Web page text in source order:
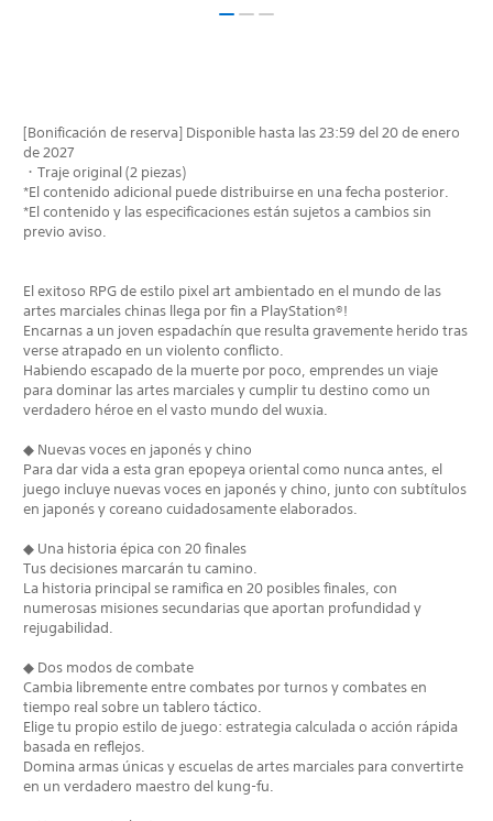
[Bonificación de reserva] Disponible hasta las 23:59 del 20 de enero
de 2027
・Traje original (2 piezas)
*El contenido adicional puede distribuirse en una fecha posterior.
*El contenido y las especificaciones están sujetos a cambios sin
previo aviso.
El exitoso RPG de estilo pixel art ambientado en el mundo de las
artes marciales chinas llega por fin a PlayStation®!
Encarnas a un joven espadachín que resulta gravemente herido tras
verse atrapado en un violento conflicto.
Habiendo escapado de la muerte por poco, emprendes un viaje
para dominar las artes marciales y cumplir tu destino como un
verdadero héroe en el vasto mundo del wuxia.
◆ Nuevas voces en japonés y chino
Para dar vida a esta gran epopeya oriental como nunca antes, el
juego incluye nuevas voces en japonés y chino, junto con subtítulos
en japonés y coreano cuidadosamente elaborados.
◆ Una historia épica con 20 finales
Tus decisiones marcarán tu camino.
La historia principal se ramifica en 20 posibles finales, con
numerosas misiones secundarias que aportan profundidad y
rejugabilidad.
◆ Dos modos de combate
Cambia libremente entre combates por turnos y combates en
tiempo real sobre un tablero táctico.
Elige tu propio estilo de juego: estrategia calculada o acción rápida
basada en reflejos.
Domina armas únicas y escuelas de artes marciales para convertirte
en un verdadero maestro del kung-fu.